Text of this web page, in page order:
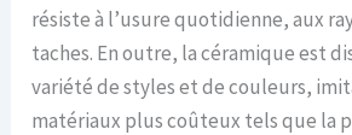
résiste à l’usure quotidienne, aux
taches. En outre, la céramique est
variété de styles et de couleurs,
matériaux plus coûteux tels que la